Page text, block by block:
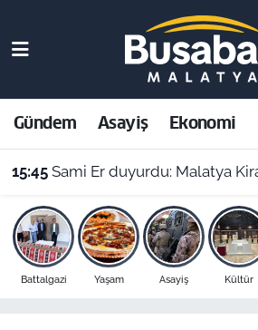
Gündem Asayiş Ekonomi
15:45 Sami Er duyurdu: Malatya Kiraz Yaprağı
Battalgazi Yaşam Asayiş Kültür
Asayiş
Ekonomi
Dünya
Bölge
Malatya Nöbetçi Eczaneler
Malatya Hava Durumu
Malatya Namaz Vakitleri
Malatya Trafik Yoğunluk
Süper Lig Puan Durumu ve